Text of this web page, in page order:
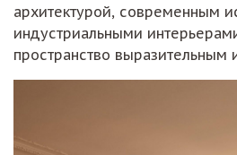
архитектурой, современным
индустриальными
пространство